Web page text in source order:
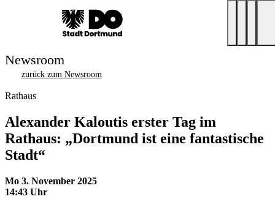
Newsroom
zurück zum Newsroom
Rathaus
Alexander Kaloutis erster Tag im
Rathaus: „Dortmund ist eine fantastische
Stadt“
Mo 3. November 2025
14:43 Uhr